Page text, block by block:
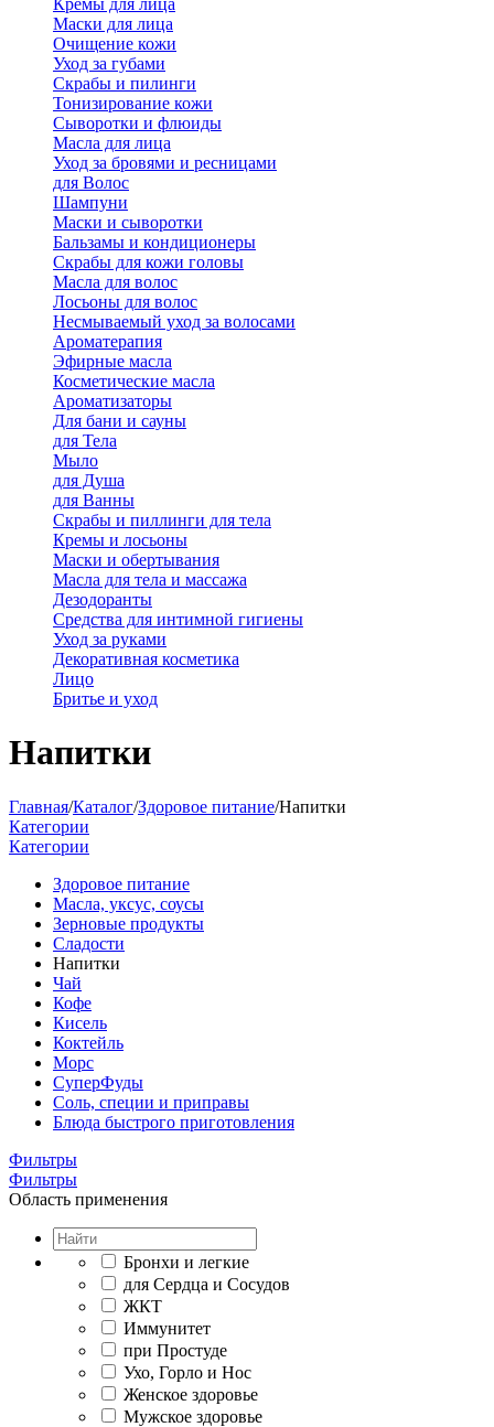
Кремы для лица
Маски для лица
Очищение кожи
Уход за губами
Скрабы и пилинги
Тонизирование кожи
Сыворотки и флюиды
Масла для лица
Уход за бровями и ресницами
для Волос
Шампуни
Маски и сыворотки
Бальзамы и кондиционеры
Скрабы для кожи головы
Масла для волос
Лосьоны для волос
Несмываемый уход за волосами
Ароматерапия
Эфирные масла
Косметические масла
Ароматизаторы
Для бани и сауны
для Тела
Мыло
для Душа
для Ванны
Скрабы и пиллинги для тела
Кремы и лосьоны
Маски и обертывания
Масла для тела и массажа
Дезодоранты
Средства для интимной гигиены
Уход за руками
Декоративная косметика
Лицо
Бритье и уход
Напитки
Главная/Каталог/Здоровое питание/Напитки
Категории
Категории
Здоровое питание
Масла, уксус, соусы
Зерновые продукты
Сладости
Напитки
Чай
Кофе
Кисель
Коктейль
Морс
СуперФуды
Соль, специи и приправы
Блюда быстрого приготовления
Фильтры
Фильтры
Область применения
Бронхи и легкие
для Сердца и Сосудов
ЖКТ
Иммунитет
при Простуде
Ухо, Горло и Нос
Женское здоровье
Мужское здоровье